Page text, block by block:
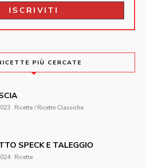
PIÙ CERCATE
Ricette / Ricette Classiche
SPECK E TALEGGIO
Ricette